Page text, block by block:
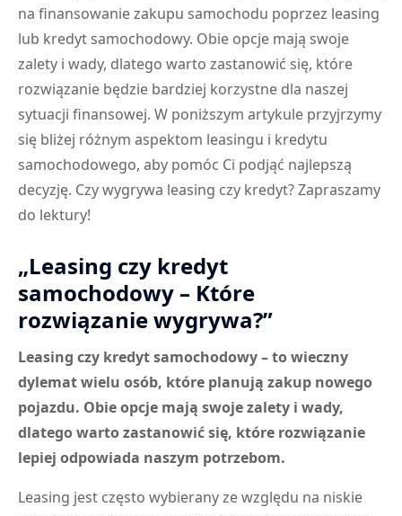
na finansowanie zakupu samochodu poprzez leasing
lub kredyt samochodowy. Obie opcje mają swoje
zalety i wady, dlatego warto zastanowić się, które
rozwiązanie będzie bardziej korzystne dla naszej
sytuacji finansowej. W poniższym artykule przyjrzymy
się bliżej różnym aspektom leasingu i kredytu
samochodowego, aby pomóc Ci podjąć najlepszą
decyzję. Czy wygrywa leasing czy kredyt? Zapraszamy
do lektury!
„Leasing czy kredyt
samochodowy – Które
rozwiązanie wygrywa?”
Leasing czy kredyt samochodowy – to wieczny
dylemat wielu osób, które planują zakup nowego
pojazdu. Obie opcje mają swoje zalety i wady,
dlatego warto zastanowić się, które rozwiązanie
lepiej odpowiada naszym potrzebom.
Leasing jest często wybierany ze względu na niskie